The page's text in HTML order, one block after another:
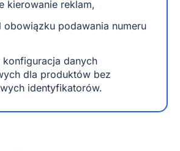
kierowanie reklam,
podawania numeru
konfiguracja danych
dla produktów bez
identyfikatorów.